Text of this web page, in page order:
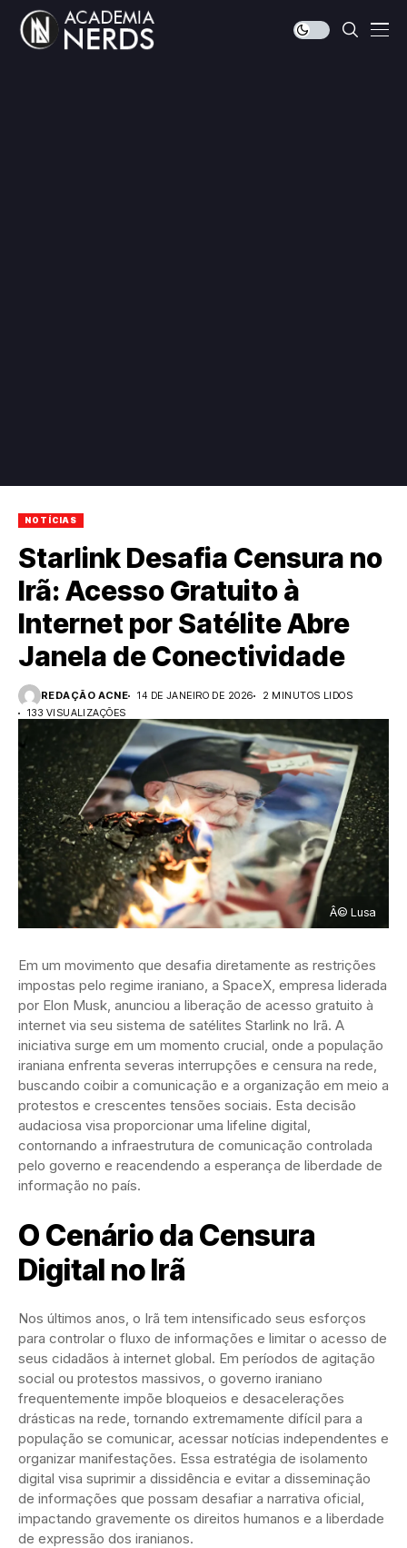
NOTÍCIAS
Starlink Desafia Censura no
Irã: Acesso Gratuito à
Internet por Satélite Abre
Janela de Conectividade
REDAÇÃO ACNE 14 DE JANEIRO DE 2026
2 MINUTOS LIDOS
133 VISUALIZAÇÕES
Â© Lusa
Em um movimento que desafia diretamente as restrições
impostas pelo regime iraniano, a SpaceX, empresa liderada
por Elon Musk, anunciou a liberação de acesso gratuito à
internet via seu sistema de satélites Starlink no Irã. A
iniciativa surge em um momento crucial, onde a população
iraniana enfrenta severas interrupções e censura na rede,
buscando coibir a comunicação e a organização em meio a
protestos e crescentes tensões sociais. Esta decisão
audaciosa visa proporcionar uma lifeline digital,
contornando a infraestrutura de comunicação controlada
pelo governo e reacendendo a esperança de liberdade de
informação no país.
O Cenário da Censura
Digital no Irã
Nos últimos anos, o Irã tem intensificado seus esforços
para controlar o fluxo de informações e limitar o acesso de
seus cidadãos à internet global. Em períodos de agitação
social ou protestos massivos, o governo iraniano
frequentemente impõe bloqueios e desacelerações
drásticas na rede, tornando extremamente difícil para a
população se comunicar, acessar notícias independentes e
organizar manifestações. Essa estratégia de isolamento
digital visa suprimir a dissidência e evitar a disseminação
de informações que possam desafiar a narrativa oficial,
impactando gravemente os direitos humanos e a liberdade
de expressão dos iranianos.